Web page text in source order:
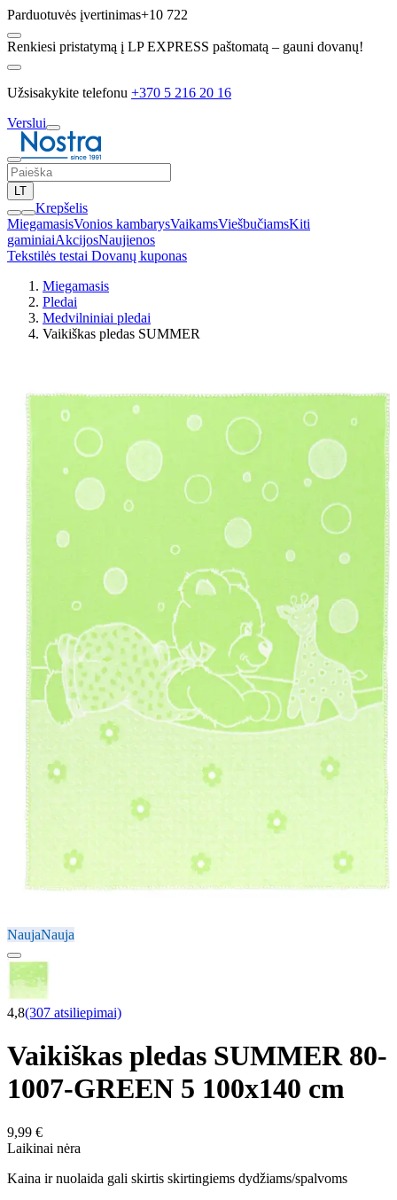
Parduotuvės įvertinimas+10 722
Renkiesi pristatymą į LP EXPRESS paštomatą – gauni dovanų!
Užsisakykite telefonu +370 5 216 20 16
Verslui
LT
Krepšelis
MiegamasisVonios kambarysVaikamsViešbučiamsKiti
gaminiaiAkcijosNaujienos
Tekstilės testai Dovanų kuponas
Miegamasis
Pledai
Medvilniniai pledai
Vaikiškas pledas SUMMER
NaujaNauja
4,8(307 atsiliepimai)
Vaikiškas pledas SUMMER 80-
1007-GREEN 5 100x140 cm
9,99 €
Laikinai nėra
Kaina ir nuolaida gali skirtis skirtingiems dydžiams/spalvoms